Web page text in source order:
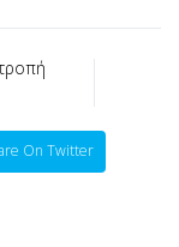
On Twitter